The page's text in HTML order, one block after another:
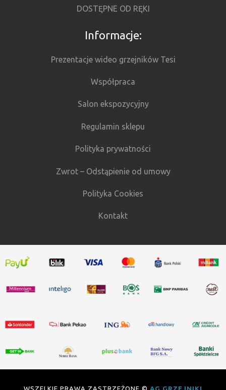
DOSTĘPNE OD RĘKI
Informacje:
Prezentacje wideo grzejników Tesi
Współpraca
Salon ekspozycyjny
Regulamin sklepu
Polityka prywatności
Zwrot – Odstąpienie od umowy
Polityka Cookies
Kontakt
WSZELKIE PRAWA ZASTRZEŻONE © AG GRZEJNIKI